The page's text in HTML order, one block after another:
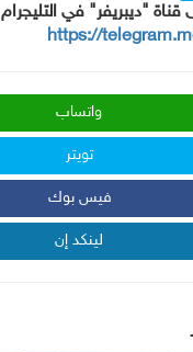
قناة "ديبريفر" في التليجرام
https://
واتساب
تويتر
فيس بوك
لينكد إن